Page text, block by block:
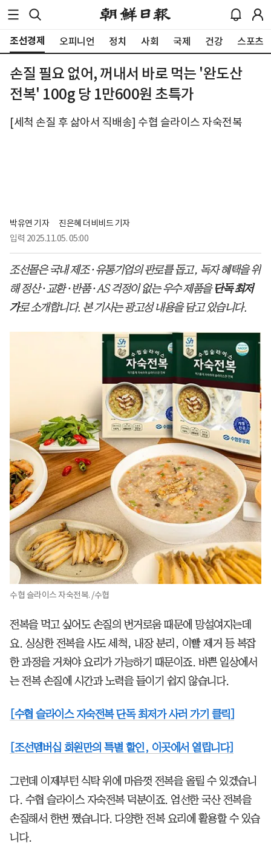
조선경제 오피니언 정치 사회 국제 건강 스포츠
손질 필요 없어, 꺼내서 바로 먹는 '완도산
전복' 100g 당 1만600원 초특가
[세척 손질 후 삶아서 직배송] 수협 슬라이스 자숙전복
박유연 기자
진은혜 더비비드 기자
입력 2025.11.05. 05:00
조선몰은 국내 제조·유통기업의 판로를 돕고, 독자 혜택을 위
해 정산·교환·반품·AS 걱정이 없는 우수 제품을 단독 최저
가로 소개합니다. 본 기사는 광고성 내용을 담고 있습니다.
수협 슬라이스 자숙전복. /수협
전복을 먹고 싶어도 손질의 번거로움 때문에 망설여지는데
요. 싱싱한 전복을 사도 세척, 내장 분리, 이빨 제거 등 복잡
한 과정을 거쳐야 요리가 가능하기 때문이죠. 바쁜 일상에서
는 전복 손질에 시간과 노력을 들이기 쉽지 않습니다.
[수협 슬라이스 자숙전복 단독 최저가 사러 가기 클릭]
[조선멤버십 회원만의 특별 할인, 이곳에서 열립니다]
그런데 이제부턴 식탁 위에 마음껏 전복을 올릴 수 있겠습니
다. 수협 슬라이스 자숙전복 덕분이죠. 엄선한 국산 전복을
손질해서 한번 쪘습니다. 다양한 전복 요리에 활용할 수 있습
니다.